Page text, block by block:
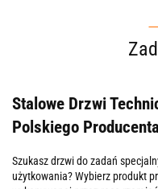
Stalowe Drzwi
Polskiego
Szukasz drzwi do zadań
użytkowania? Wybierz produkt